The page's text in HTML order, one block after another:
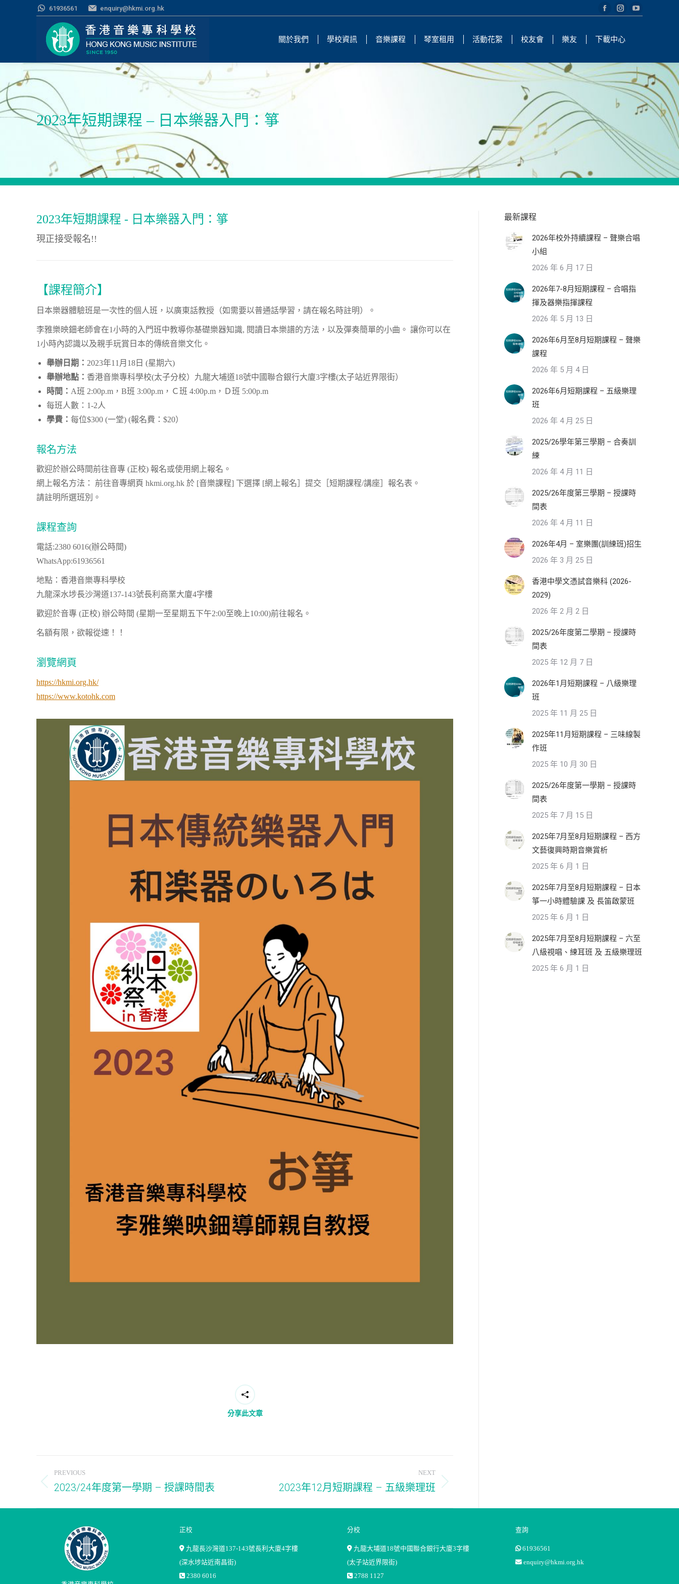
61936561 enquiry@hkmi.org.hk
Facebook
opens
new
window
Instagram
opens
new
window
YouTube
new
window
關於我們 學校資訊 音樂課程 琴室租用 活動花絮 校友會 樂友 下載中心
2023年短期課程 – 日本樂器入門：箏
2023年短期課程 - 日本樂器入門：箏
現正接受報名!!
【課程簡介】
日本樂器體驗班是一次性的個人班，以廣東話教授（如需要以普通話學習，請在報名時註明）。
李雅樂映鈿老師會在1小時的入門班中教導你基礎樂器知識, 閱讀日本樂譜的方法，以及彈奏簡單的小曲。 讓你可以在
1小時內認識以及親手玩賞日本的傳統音樂文化。
舉辦日期： 2023年11月18日 (星期六)
舉辦地點： 香港音樂專科學校(太子分校）九龍大埔道18號中國聯合銀行大廈3字樓(太子站近界限街）
時間： A班 2:00p.m，B班 3:00p.m，Ｃ班 4:00p.m，Ｄ班 5:00p.m
每班人數：1-2人
學費： 每位$300 (一堂) (報名費：$20）
報名方法
歡迎於辦公時間前往音專 (正校) 報名或使用網上報名。
網上報名方法： 前往音專網頁 hkmi.org.hk 於 [音樂課程] 下選擇 [網上報名］提交［短期課程/講座］報名表。
請註明所選班別。
課程查詢
電話:2380 6016(辦公時間)
WhatsApp:61936561
地點：香港音樂專科學校
九龍深水埗長沙灣道137-143號長利商業大廈4字樓
歡迎於音專 (正校) 辦公時間 (星期一至星期五下午2:00至晚上10:00)前往報名。
名額有限，欲報從速！！
瀏覽網頁
https://hkmi.org.hk/
https://www.kotohk.com
分享此文章
Post
navigation
PREVIOUS
Previous
2023/24年度第一學期 – 授課時間表
NEXT
2023年12月短期課程 – 五級樂理班
最新課程
2026年校外持續課程 – 聲樂合唱
小組
2026 年 6 月 17 日
2026年7-8月短期課程 – 合唱指
揮及器樂指揮課程
2026 年 5 月 13 日
2026年6月至8月短期課程 – 聲樂
課程
2026 年 5 月 4 日
2026年6月短期課程 – 五級樂理
班
2026 年 4 月 25 日
2025/26學年第三學期 – 合奏訓
練
2026 年 4 月 11 日
2025/26年度第三學期 – 授課時
間表
2026 年 4 月 11 日
2026年4月 – 室樂團(訓練班)招生
2026 年 3 月 25 日
香港中學文憑試音樂科 (2026-
2029)
2026 年 2 月 2 日
2025/26年度第二學期 – 授課時
間表
2025 年 12 月 7 日
2026年1月短期課程 – 八級樂理
班
2025 年 11 月 25 日
2025年11月短期課程 – 三味線製
作班
2025 年 10 月 30 日
2025/26年度第一學期 – 授課時
間表
2025 年 7 月 15 日
2025年7月至8月短期課程 – 西方
文藝復興時期音樂賞析
2025 年 6 月 1 日
2025年7月至8月短期課程 – 日本
箏一小時體驗課 及 長笛啟蒙班
2025 年 6 月 1 日
2025年7月至8月短期課程 – 六至
八級視唱、練耳班 及 五級樂理班
2025 年 6 月 1 日
正校
九龍長沙灣道137-143號長利大廈4字樓
(深水埗站近南昌街)
2380 6016
分校
九龍大埔道18號中國聯合銀行大廈3字樓
(太子站近界限街)
2788 1127
查詢
61936561
enquiry@hkmi.org.hk